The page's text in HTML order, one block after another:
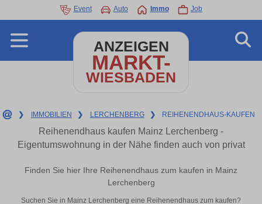
Event Auto Immo Job
ANZEIGEN
MARKT-
WIESBADEN
❯ IMMOBILIEN ❯ LERCHENBERG ❯ REIHENENDHAUS-KAUFEN
Reihenendhaus kaufen Mainz Lerchenberg -
Eigentumswohnung in der Nähe finden auch von privat
Finden Sie hier Ihre Reihenendhaus zum kaufen in Mainz
Lerchenberg
Suchen Sie in Mainz Lerchenberg eine Reihenendhaus zum kaufen?